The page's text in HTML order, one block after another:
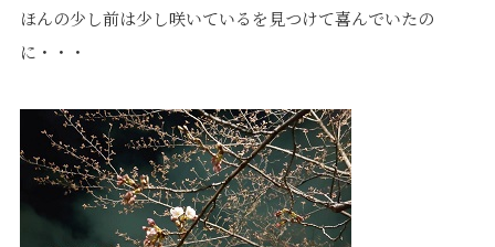
コラム
セージ
Other
リフォーム
採用情報
Contact
来場予約
カタログ請求
ほんの少し前は少し咲いているを見つけて喜んでいたの
に・・・